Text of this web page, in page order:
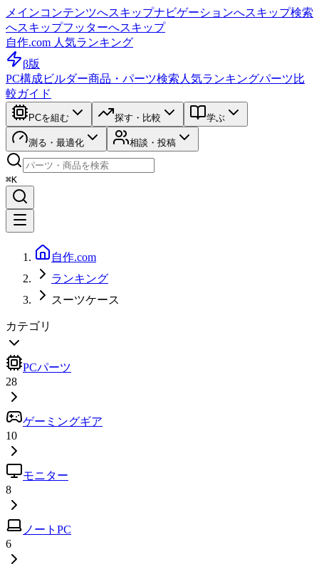
メインコンテンツへスキップナビゲーションへスキップ検索
へスキップフッターへスキップ
自作.com 人気ランキング
β版
PC構成ビルダー商品・パーツ検索 人気ランキングパーツ比
較ガイド
PCを組む 探す・比較 学ぶ
測る・最適化 相談・投稿
⌘K
自作.com
ランキング
スーツケース
カテゴリ
PCパーツ
28
ゲーミングギア
10
モニター
8
ノートPC
6